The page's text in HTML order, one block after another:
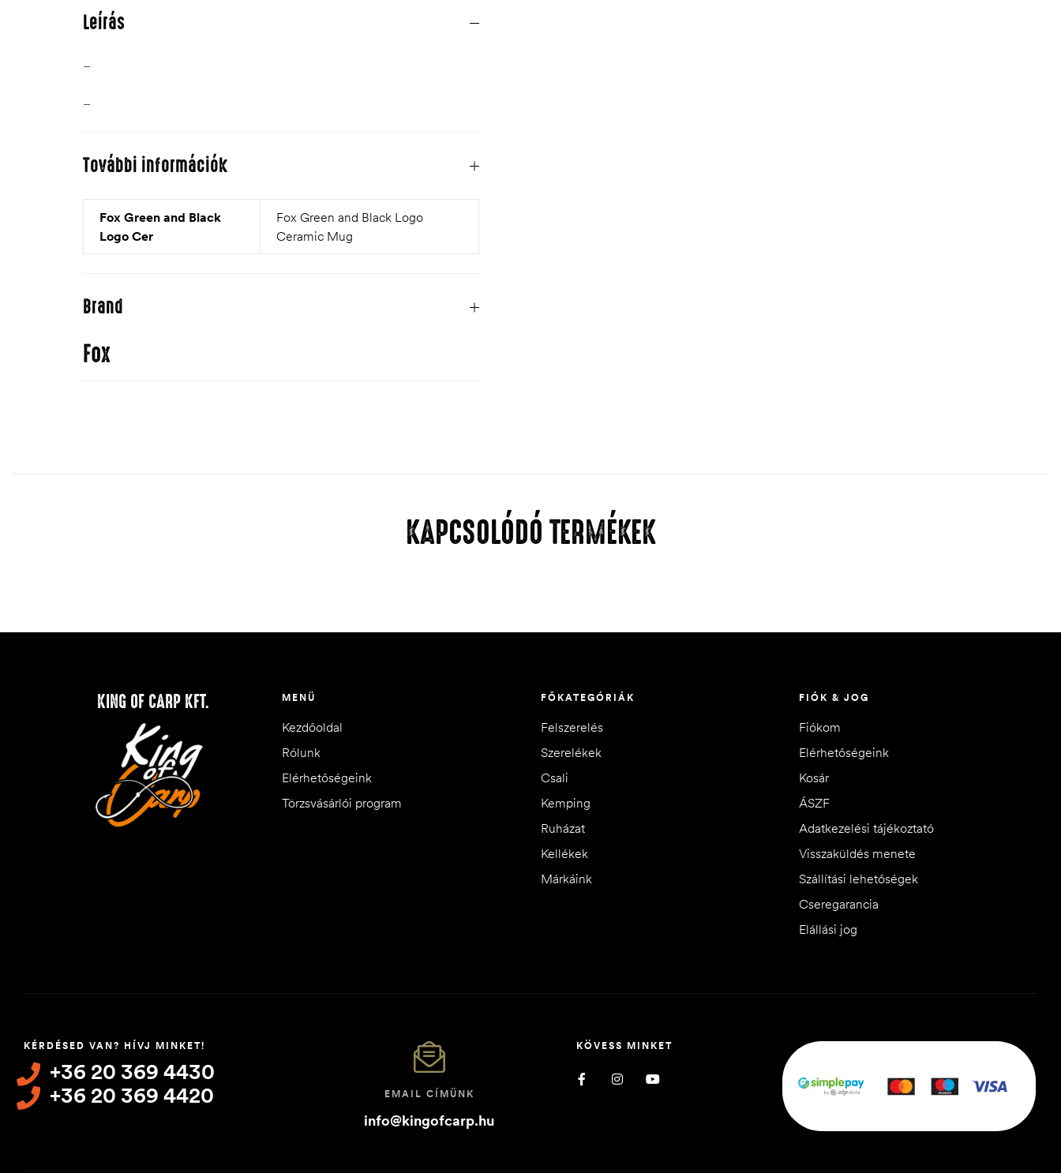
Leírás
–
–
További információk
Fox Green and Black
Logo Cer
Fox Green and Black Logo
Ceramic Mug
Brand
Fox
KAPCSOLÓDÓ TERMÉKEK
KING OF CARP KFT. MENÜ
Kezdőoldal
Rólunk
Elérhetőségeink
Törzsvásárlói program
FŐKATEGÓRIÁK
Felszerelés
Szerelékek
Csali
Kemping
Ruházat
Kellékek
Márkáink
FIÓK & JOG
Fiókom
Elérhetőségeink
Kosár
ÁSZF
Adatkezelési tájékoztató
Visszaküldés menete
Szállítási lehetőségek
Cseregarancia
Elállási jog
KÉRDÉSED VAN? HÍVJ MINKET!
+36 20 369 4430
+36 20 369 4420
EMAIL CÍMÜNK
info@kingofcarp.hu
KÖVESS MINKET